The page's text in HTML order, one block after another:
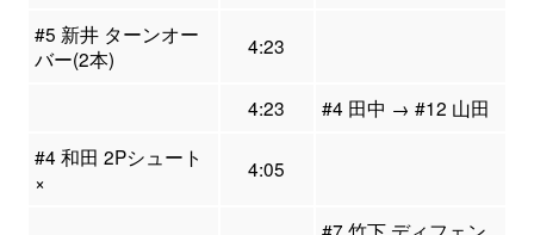
#5 新井 ターンオー
バー(2本)
4:23
4:23
#4 田中 → #12 山田
#4 和田 2Pシュート
×
4:05